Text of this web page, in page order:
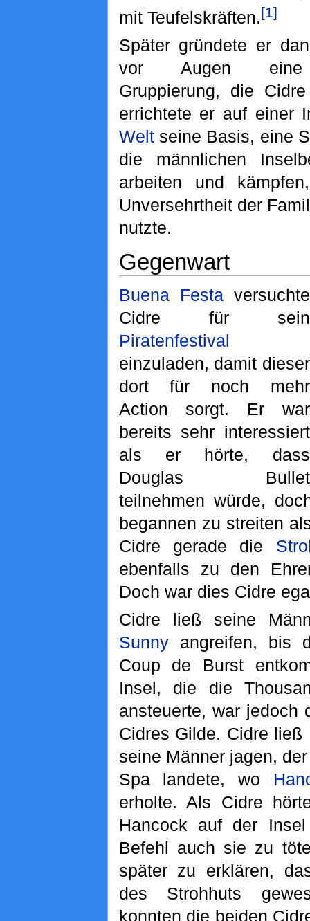
mit Teufelskräften.[1]
Später gründete er
vor Augen eine
Gruppierung, die
errichtete er auf einer
Weltseine Basis, eine
die männlichen
arbeiten und
Unversehrtheit der
nutzte.
Gegenwart
Buena Festaversuchte
Cidre für sein
Piratenfestival
einzuladen, damit dieser
dort für noch mehr
Action sorgt. Er war
bereits sehr interessiert
als er hörte, dass
Douglas Bullet
teilnehmen würde,
begannen zu streiten
Cidre gerade die
ebenfalls zu den
Doch war dies Cidre
Cidre ließ seine
Sunnyangreifen, bis
Coup de Burst
Insel, die die
ansteuerte, war jedoch
Cidres Gilde. Cidre ließ
seine Männer jagen,
Spa landete, wo
erholte. Als Cidre
Hancock auf der
Befehl auch sie zu
später zu erklären,
des Strohhuts
konnten die beiden